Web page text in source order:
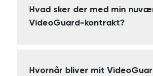
Hvad sker der med min
VideoGuard-kontrakt?
Hvornår bliver mit